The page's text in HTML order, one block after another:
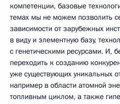
компетенции, базовые
темах мы не можем позволить
зависимости от зарубежных
в виду и элементную базу,
с генетическими ресурсами. И,
переходить к созданию
уже существующих уникальных
например в области атомной
топливным циклом, а также